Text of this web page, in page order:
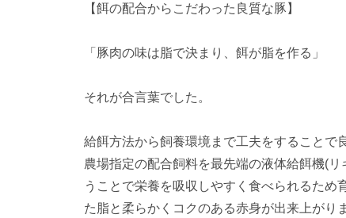
【餌の配合からこだわった良質な豚】
「豚肉の味は脂で決まり、餌が脂を作る」
それが合言葉でした。
給餌方法から飼養環境まで工夫をすることで
農場指定の配合飼料を最先端の液体給餌機(
うことで栄養を吸収しやすく食べられるため
た脂と柔らかくコクのある赤身が出来上がり